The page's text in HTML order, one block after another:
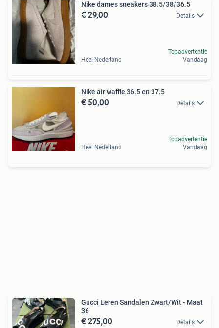
Nike dames sneakers 38.5/38/36.5
€ 29,00 Details
Heel Nederland
Topadvertentie
Vandaag
Nike air waffle 36.5 en 37.5
€ 50,00 Details
Heel Nederland
Topadvertentie
Vandaag
Gucci Leren Sandalen Zwart/Wit - Maat
36
€ 275,00 Details